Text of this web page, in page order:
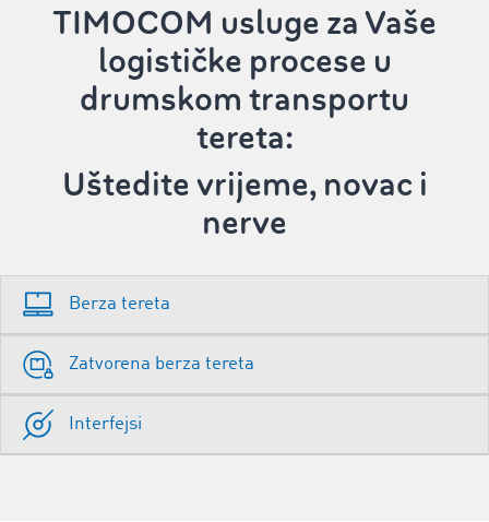
TIMOCOM usluge‌ za Vaše
logističke procese u
drumskom transportu
tereta:
‌Uštedite vrijeme, novac i
nerve
Berza tereta
Zatvorena berza tereta
Interfejsi